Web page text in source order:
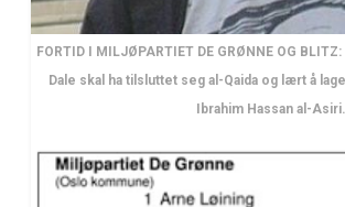
FORTID I MILJØPARTIET DE GRØNNE OG
Dale skal ha tilsluttet seg al-Qaida og lært å
Ibrahim Hassan al-